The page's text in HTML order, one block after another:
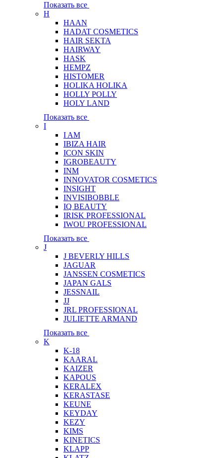
Показать все
H
HAAN
HADAT COSMETICS
HAIR SEKTA
HAIRWAY
HASK
HEMPZ
HISTOMER
HOLIKA HOLIKA
HOLLY POLLY
HOLY LAND
Показать все
I
I AM
IBIZA HAIR
ICON SKIN
IGROBEAUTY
INM
INNOVATOR COSMETICS
INSIGHT
INVISIBOBBLE
IQ BEAUTY
IRISK PROFESSIONAL
IWOU PROFESSIONAL
Показать все
J
J BEVERLY HILLS
JAGUAR
JANSSEN COSMETICS
JAPAN GALS
JESSNAIL
JJ
JRL PROFESSIONAL
JULIETTE ARMAND
Показать все
K
K-18
KAARAL
KAIZER
KAPOUS
KERALEX
KERASTASE
KEUNE
KEYDAY
KEZY
KIMS
KINETICS
KLAPP